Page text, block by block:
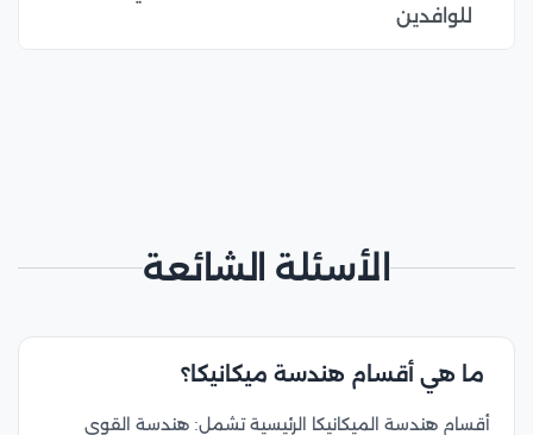
للوافدين
الأسئلة الشائعة
ما هي أقسام هندسة ميكانيكا؟
أقسام هندسة الميكانيكا الرئيسية تشمل: هندسة القوى